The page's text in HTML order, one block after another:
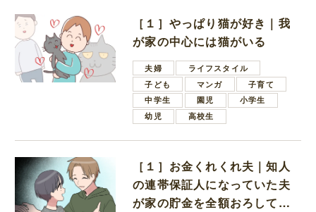
［１］やっぱり猫が好き｜我
が家の中心には猫がいる
夫婦
ライフスタイル
子ども
マンガ
子育て
中学生
園児
小学生
幼児
高校生
［１］お金くれくれ夫｜知人
の連帯保証人になっていた夫
が家の貯金を全額おろしてほ